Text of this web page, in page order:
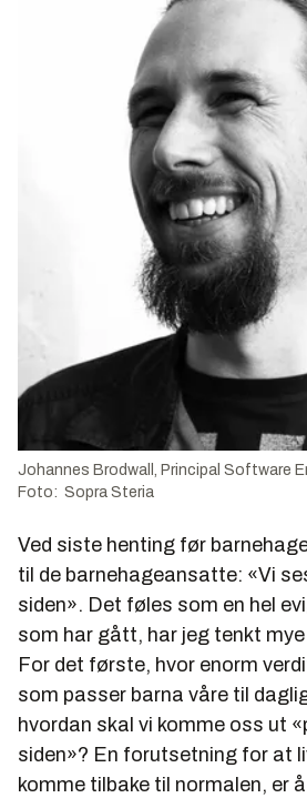
Johannes Brodwall, Principal Software
Foto: Sopra Steria
Ved siste henting før
til de barnehageansatte: «Vi
siden». Det føles som en hel
som har gått, har jeg tenkt
For det første, hvor enorm
som passer barna våre til
hvordan skal vi komme oss ut
siden»? En forutsetning for at
komme tilbake til normalen, er